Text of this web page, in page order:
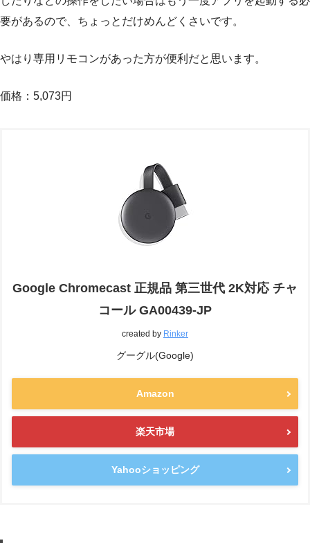
要があるので、ちょっとだけめんどくさいです。
やはり専用リモコンがあった方が便利だと思います。
価格：5,073円
Google Chromecast 正規品 第三世代 2K対応 チャ
コール GA00439-JP
created by Rinker
グーグル(Google)
Amazon
楽天市場
Yahooショッピング